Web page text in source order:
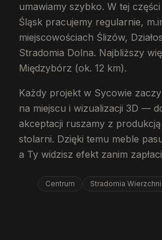
umawiamy szybko. W tej
Śląsk pracujemy regularnie,
miejscowościach Ślizów,
Stradomia Dolna. Najbliższy
Międzybórz (ok. 12 km).
Każdy projekt w Sycowie
na miejscu i wizualizacji 3D —
akceptacji ruszamy z produkcją
stolarni. Dzięki temu meble
a Ty widzisz efekt zanim
Centrum Stradomia